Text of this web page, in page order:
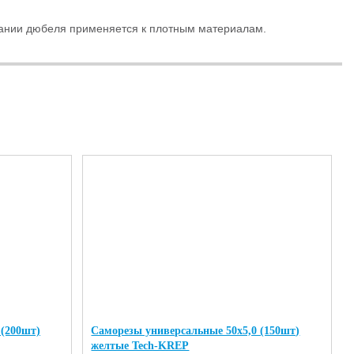
дюбеля применяется к плотным материалам.
Саморезы универсальные 50х5,0 (150шт)
желтые Tech-KREP